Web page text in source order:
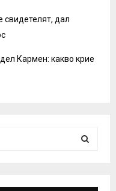
свидетелят, дал
Кармен: какво крие
E